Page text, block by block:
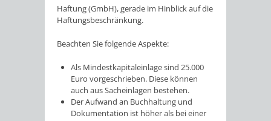
Haftung (GmbH), gerade im Hinblick auf die
Haftungsbeschränkung.
Beachten Sie folgende Aspekte:
Als Mindestkapitaleinlage sind 25.000
Euro vorgeschrieben. Diese können
auch aus Sacheinlagen bestehen.
Der Aufwand an Buchhaltung und
Dokumentation ist höher als bei einer